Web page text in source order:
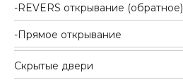
REVERS открывание (обратное)
Прямое открывание
Скрытые двери